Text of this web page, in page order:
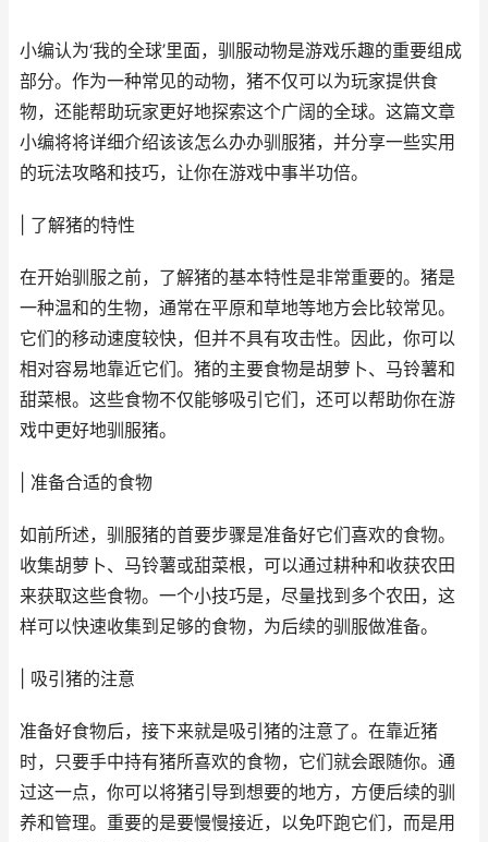
小编认为‘我的全球’里面，驯服动物是游戏乐趣的重要组成
部分。作为一种常见的动物，猪不仅可以为玩家提供食
物，还能帮助玩家更好地探索这个广阔的全球。这篇文章
小编将将详细介绍该该怎么办办驯服猪，并分享一些实用
的玩法攻略和技巧，让你在游戏中事半功倍。
| 了解猪的特性
在开始驯服之前，了解猪的基本特性是非常重要的。猪是
一种温和的生物，通常在平原和草地等地方会比较常见。
它们的移动速度较快，但并不具有攻击性。因此，你可以
相对容易地靠近它们。猪的主要食物是胡萝卜、马铃薯和
甜菜根。这些食物不仅能够吸引它们，还可以帮助你在游
戏中更好地驯服猪。
| 准备合适的食物
如前所述，驯服猪的首要步骤是准备好它们喜欢的食物。
收集胡萝卜、马铃薯或甜菜根，可以通过耕种和收获农田
来获取这些食物。一个小技巧是，尽量找到多个农田，这
样可以快速收集到足够的食物，为后续的驯服做准备。
| 吸引猪的注意
准备好食物后，接下来就是吸引猪的注意了。在靠近猪
时，只要手中持有猪所喜欢的食物，它们就会跟随你。通
过这一点，你可以将猪引导到想要的地方，方便后续的驯
养和管理。重要的是要慢慢接近，以免吓跑它们，而是用